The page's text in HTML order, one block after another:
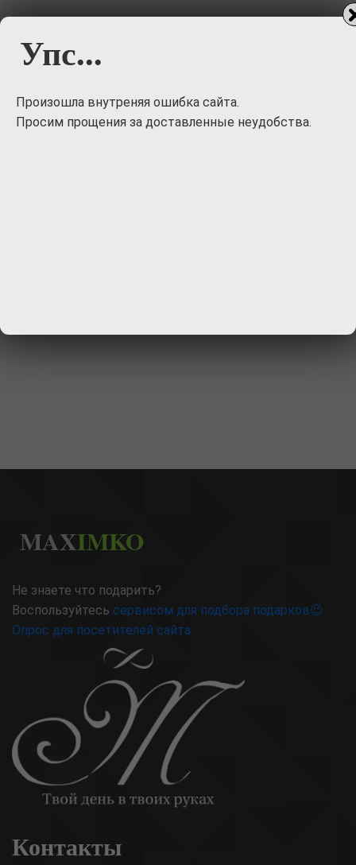
MAXIMKO
Не знаете что подарить?
Воспользуйтесь сервисом для подбора подарков😉
Опрос для посетителей сайта
Контакты
Упс...
Произошла внутреняя ошибка сайта.
Просим прощения за доставленные неудобства.